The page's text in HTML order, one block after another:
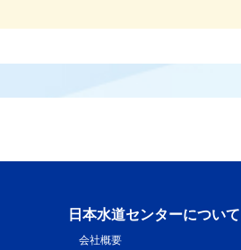
日本水道センターについて
会社概要